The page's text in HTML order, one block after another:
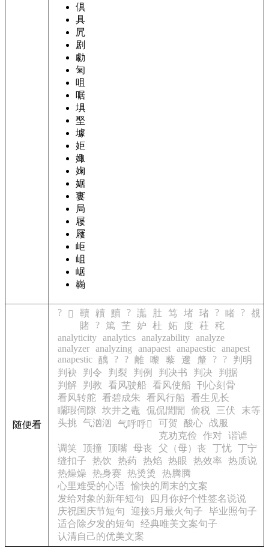
倶
具
凥
剧
勮
匊
咀
啹
埧
埾
壉
姖
娵
婅
婮
寠
局
屦
屨
岠
岨
崌
巈
随便看
? 𨽍 韇 韥 黷 ? 讟 肚 笃 堵 琽 ? 睹 ? 覩
賭
? 篤 芏 妒 杜 妬 度 荰
秺
analyticity analytics analyzability analyze
analyzer analyzing anapaest anapaestic anapest
anapestic 醨 ? ? 離 嚟 藜 邌 釐 ? ?
判明
判袂
判令 判裂 判例 判决书 判决
判据
判解
判教 看风驶船 看风使船 刊心刻骨
看风转舵 看碧成朱 看风行船 看生见长
矙瑕伺隙 坎井之鼃 侃侃誾誾 偷税 三伏
末等
头挑 气汹汹 气呼呼 可贺 酸心 战服
克劝克俭
作对 谐谑
调笑
顶撞 顶嘴 母丧 父（母）丧 丁忧 丁宁
缝扣子
热饮 热药 热焰 热眼 热效率
热质说
热燥燥
热身赛 热烫烫
热腾腾
心里难受的心语
愉快的周末的文案
发给对象的新年短句
四月你好个性签名说说
庆祝国庆节短句
迎接5月最火句子
毕业照句子
适合除夕发的短句
经典唯美文案句子
认清自己的优美文案